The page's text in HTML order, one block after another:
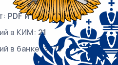
PDF и DOC (Word)
в КИМ: 21
в банке:3675